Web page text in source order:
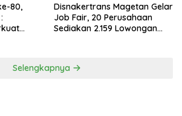
80,
Disnakertrans Magetan Gelar
Job Fair, 20 Perusahaan
Sediakan 2.159 Lowongan
Selengkapnya